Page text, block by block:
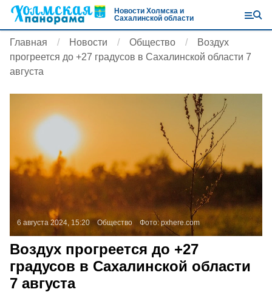
Новости Холмска и
Сахалинской области
Главная Новости Общество
Воздух
прогреется до +27 градусов в Сахалинской области 7
августа
6 августа 2024, 15:20 Общество Фото:pxhere.com
Воздух прогреется до +27
градусов в Сахалинской области
7 августа